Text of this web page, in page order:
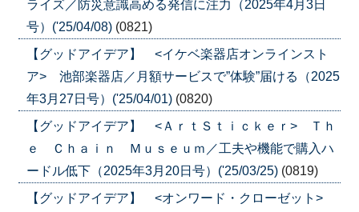
ライズ／防災意識高める発信に注力（2025年4月3日
号）('25/04/08) (0821)
【グッドアイデア】 <イケベ楽器店オンラインスト
ア> 池部楽器店／月額サービスで”体験”届ける（2025
年3月27日号）('25/04/01) (0820)
【グッドアイデア】 <ＡｒｔＳｔｉｃｋｅｒ> Ｔｈ
ｅ Ｃｈａｉｎ Ｍｕｓｅｕｍ／工夫や機能で購入ハ
ードル低下（2025年3月20日号）('25/03/25) (0819)
【グッドアイデア】 <オンワード・クローゼット>